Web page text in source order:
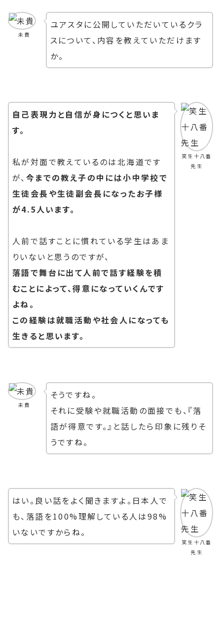
未貴
ユアスタに公開していただいているクラ
スについて、内容を教えていただけます
か。
笑生十八番
先生
自己表現力と自信が身につくと思いま
す。
私が対面で教えているのは北海道です
が、 今までの教え子の中には小中学校で
生徒会長や生徒副会長になったお子様
が4.5人います。
人前で話すことに慣れている学生はあま
りいないと思うのですが、
落語で舞台に出て人前で話す経験を積
むことによって、得意になっていくんです
よね。
この経験は就職活動や社会人になっても
生きると思います。
未貴
そうですね。
それに受験や就職活動の面接でも、『落
語が得意です。』と話したら印象に残りそ
うですね。
笑生十八番
先生
はい。良い話をよく聞きますよ。日本人で
も、落語を100%理解している人は98%
いないですからね。